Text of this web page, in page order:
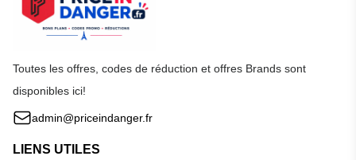
Toutes les offres, codes de réduction et offres Brands sont
disponibles ici!
admin@priceindanger.fr
LIENS UTILES